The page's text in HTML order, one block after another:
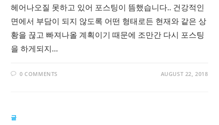
헤어나오질 못하고 있어 포스팅이 뜸했습니다.. 건강적인
면에서 부담이 되지 않도록 어떤 형태로든 현재와 같은 상
황을 끊고 빠져나올 계획이기 때문에 조만간 다시 포스팅
을 하게되지…
0 COMMENTS AUGUST 22, 2018
글